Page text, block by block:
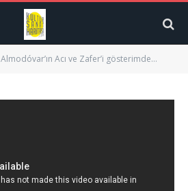
Almodóvar’ın Acı ve Zafer’i gösterimde…